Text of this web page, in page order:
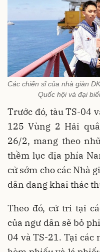
Các chiến sĩ của nhà giàn
Quốc hội và đại
Trước đó, tàu TS-04
125 Vùng 2 Hải
26/2, mang theo
thềm lục địa phía
cử sớm cho các Nhà
dân đang khai thác
Theo đó, cử tri tại
của ngư dân sẽ bỏ
04 và TS-21. Tại các